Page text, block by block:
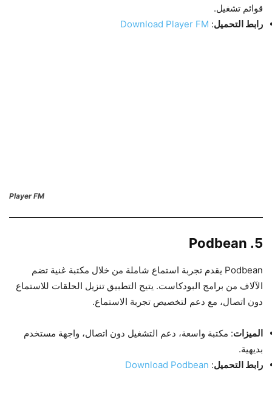
قوائم تشغيل.
رابط التحميل:
Download Player FM
Player FM
5. Podbean
Podbean يقدم تجربة استماع شاملة من خلال مكتبة غنية تضم
الآلاف من برامج البودكاست. يتيح التطبيق تنزيل الحلقات للاستماع
دون اتصال، مع دعم لتخصيص تجربة الاستماع.
الميزات: مكتبة واسعة، دعم التشغيل دون اتصال، واجهة مستخدم
بديهية.
رابط التحميل:
Download Podbean